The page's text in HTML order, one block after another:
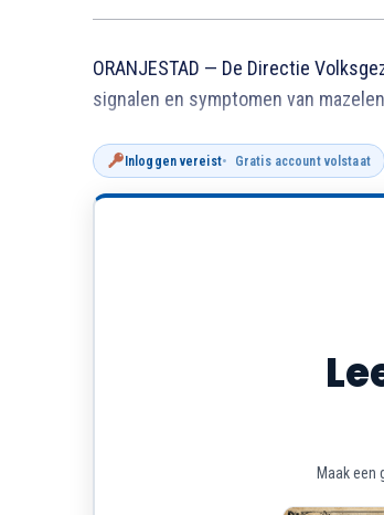
ORANJESTAD — De Directie
signalen en symptomen van
Inloggen vereist Gratis account volstaat
Maak een